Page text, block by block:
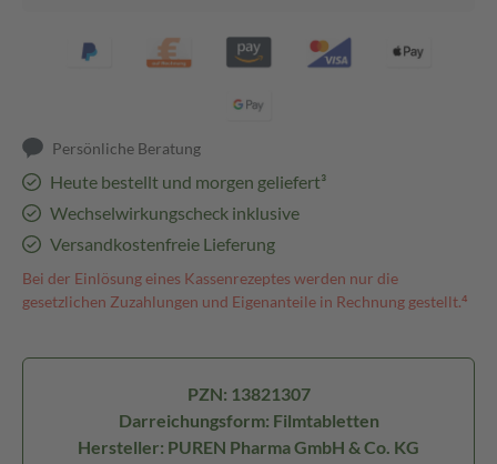
Persönliche Beratung
Heute bestellt und morgen geliefert³
Wechselwirkungscheck inklusive
Versandkostenfreie Lieferung
Bei der Einlösung eines Kassenrezeptes werden nur die
gesetzlichen Zuzahlungen und Eigenanteile in Rechnung gestellt.⁴
PZN: 13821307
Darreichungsform: Filmtabletten
Hersteller: PUREN Pharma GmbH & Co. KG